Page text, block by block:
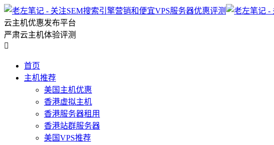
云主机优惠发布平台
严肃云主机体验评测

首页
主机推荐
美国主机优惠
香港虚拟主机
香港服务器租用
香港站群服务器
美国VPS推荐